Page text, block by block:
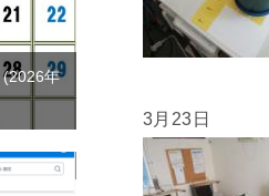
3月23日
2026年